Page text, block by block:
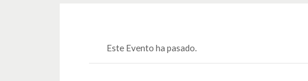
Este Evento ha pasado.